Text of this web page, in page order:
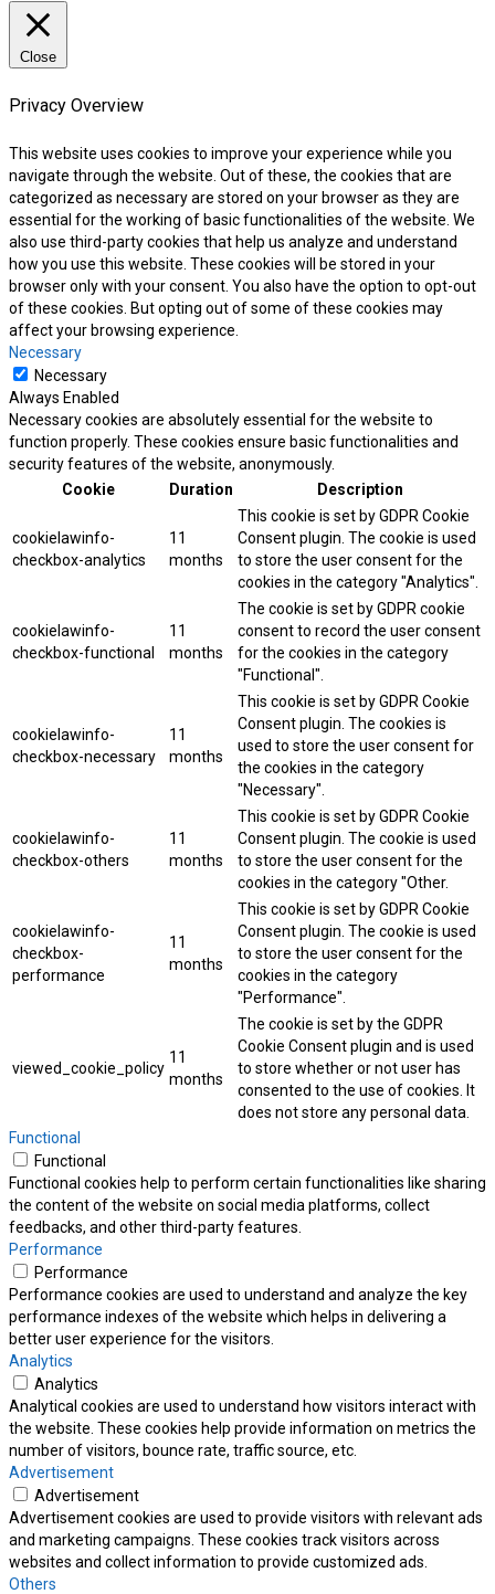
Close
Privacy Overview
This website uses cookies to improve your experience while you
navigate through the website. Out of these, the cookies that are
categorized as necessary are stored on your browser as they are
essential for the working of basic functionalities of the website. We
also use third-party cookies that help us analyze and understand
how you use this website. These cookies will be stored in your
browser only with your consent. You also have the option to opt-out
of these cookies. But opting out of some of these cookies may
affect your browsing experience.
Necessary
Necessary
Always Enabled
Necessary cookies are absolutely essential for the website to
function properly. These cookies ensure basic functionalities and
security features of the website, anonymously.
Cookie
Duration Description
cookielawinfo-
checkbox-analytics
11
months
This cookie is set by GDPR Cookie
Consent plugin. The cookie is used
to store the user consent for the
cookies in the category "Analytics".
cookielawinfo-
checkbox-functional
11
months
The cookie is set by GDPR cookie
consent to record the user consent
for the cookies in the category
"Functional".
cookielawinfo-
checkbox-necessary
11
months
This cookie is set by GDPR Cookie
Consent plugin. The cookies is
used to store the user consent for
the cookies in the category
"Necessary".
cookielawinfo-
checkbox-others
11
months
This cookie is set by GDPR Cookie
Consent plugin. The cookie is used
to store the user consent for the
cookies in the category "Other.
cookielawinfo-
checkbox-
performance
11
months
This cookie is set by GDPR Cookie
Consent plugin. The cookie is used
to store the user consent for the
cookies in the category
"Performance".
viewed_cookie_policy
11
months
The cookie is set by the GDPR
Cookie Consent plugin and is used
to store whether or not user has
consented to the use of cookies. It
does not store any personal data.
Functional
Functional
Functional cookies help to perform certain functionalities like sharing
the content of the website on social media platforms, collect
feedbacks, and other third-party features.
Performance
Performance
Performance cookies are used to understand and analyze the key
performance indexes of the website which helps in delivering a
better user experience for the visitors.
Analytics
Analytics
Analytical cookies are used to understand how visitors interact with
the website. These cookies help provide information on metrics the
number of visitors, bounce rate, traffic source, etc.
Advertisement
Advertisement
Advertisement cookies are used to provide visitors with relevant ads
and marketing campaigns. These cookies track visitors across
websites and collect information to provide customized ads.
Others